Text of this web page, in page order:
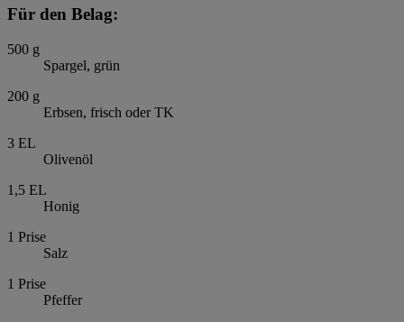
Für den Belag:
500 g
Spargel, grün
200 g
Erbsen, frisch oder TK
3 EL
Olivenöl
1,5 EL
Honig
1 Prise
Salz
1 Prise
Pfeffer